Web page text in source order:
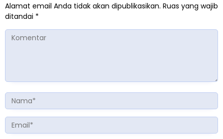
Alamat email Anda tidak akan dipublikasikan. Ruas yang wajib
ditandai *